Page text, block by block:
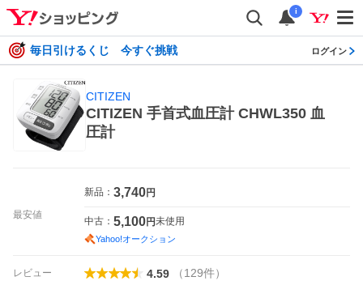
i
毎日引けるくじ 今すぐ挑戦 ログイン
CITIZEN
CITIZEN 手首式血圧計 CHWL350 血
圧計
最安値
新品： 3,740円
中古： 5,100円未使用
Yahoo!オークション
レビュー 4.59 （129件）